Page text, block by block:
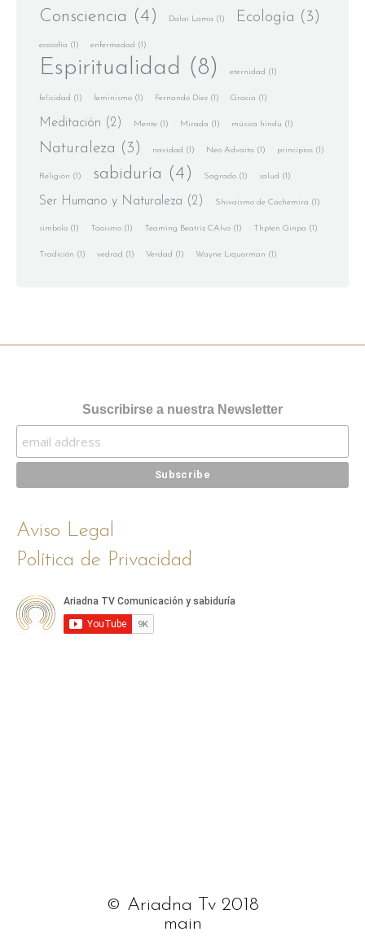
Consciencia (4) Dalai Lama (1) Ecología (3)
ecosofía (1) enfermedad (1)
Espiritualidad (8) eternidad (1)
felicidad (1) feminismo (1) Fernando Díez (1) Gracia (1)
Meditación (2) Mente (1) Mirada (1) música hindú (1)
Naturaleza (3) navidad (1) Neo Advaita (1) principios (1)
Religión (1) sabiduría (4) Sagrado (1) salud (1)
Ser Humano y Naturaleza (2) Shivaísmo de Cachemira (1)
simbolo (1) Taoismo (1) Teaming Beatriz CAlvo (1) Thpten Ginpa (1)
Tradición (1) vedrad (1) Verdad (1) Wayne Liquorman (1)
Suscribirse a nuestra Newsletter
Aviso Legal
Política de Privacidad
© Ariadna Tv 2018
main